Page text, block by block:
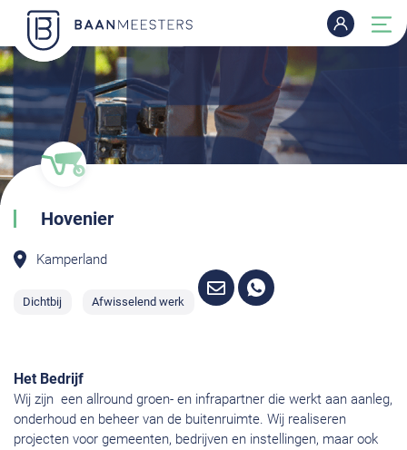
Hovenier
Kamperland
Dichtbij Afwisselend werk
Het Bedrijf
Wij zijn een allround groen- en infrapartner die werkt aan aanleg,
onderhoud en beheer van de buitenruimte. Wij realiseren
projecten voor gemeenten, bedrijven en instellingen, maar ook